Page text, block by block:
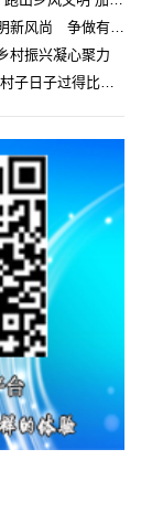
浙江衢州市常山县白石镇：涵养文明新风尚 争做有礼白石人
村振兴凝心聚力
浙江宁波市奉化区蒋家池头村：“这村子日子过得比城里还舒心”